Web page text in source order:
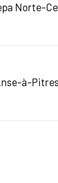
Norte-
à-Pitres